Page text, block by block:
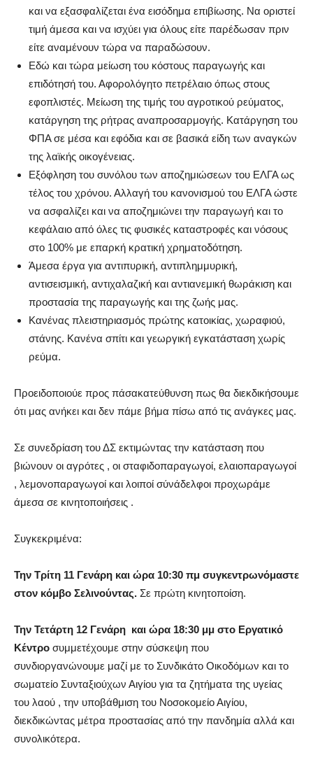
και να εξασφαλίζεται ένα εισόδημα επιβίωσης. Να οριστεί
τιμή άμεσα και να ισχύει για όλους είτε παρέδωσαν πριν
είτε αναμένουν τώρα να παραδώσουν.
Εδώ και τώρα μείωση του κόστους παραγωγής και
επιδότησή του. Αφορολόγητο πετρέλαιο όπως στους
εφοπλιστές. Μείωση της τιμής του αγροτικού ρεύματος,
κατάργηση της ρήτρας αναπροσαρμογής. Κατάργηση του
ΦΠΑ σε μέσα και εφόδια και σε βασικά είδη των αναγκών
της λαϊκής οικογένειας.
Εξόφληση του συνόλου των αποζημιώσεων του ΕΛΓΑ ως
τέλος του χρόνου. Αλλαγή του κανονισμού του ΕΛΓΑ ώστε
να ασφαλίζει και να αποζημιώνει την παραγωγή και το
κεφάλαιο από όλες τις φυσικές καταστροφές και νόσους
στο 100% με επαρκή κρατική χρηματοδότηση.
Άμεσα έργα για αντιπυρική, αντιπλημμυρική,
αντισεισμική, αντιχαλαζική και αντιανεμική θωράκιση και
προστασία της παραγωγής και της ζωής μας.
Κανένας πλειστηριασμός πρώτης κατοικίας, χωραφιού,
στάνης. Κανένα σπίτι και γεωργική εγκατάσταση χωρίς
ρεύμα.
Προειδοποιούε προς πάσακατεύθυνση πως θα διεκδικήσουμε
ότι μας ανήκει και δεν πάμε βήμα πίσω από τις ανάγκες μας.
Σε συνεδρίαση του ΔΣ εκτιμώντας την κατάσταση που
βιώνουν οι αγρότες , οι σταφιδοπαραγωγοί, ελαιοπαραγωγοί
, λεμονοπαραγωγοί και λοιποί σύνάδελφοι προχωράμε
άμεσα σε κινητοποιήσεις .
Συγκεκριμένα:
Την Τρίτη 11 Γενάρη και ώρα 10:30 πμ συγκεντρωνόμαστε
στον κόμβο Σελινούντας. Σε πρώτη κινητοποίση.
Την Τετάρτη 12 Γενάρη και ώρα 18:30 μμ στο Εργατικό
Κέντρο συμμετέχουμε στην σύσκεψη που
συνδιοργανώνουμε μαζί με το Συνδικάτο Οικοδόμων και το
σωματείο Συνταξιούχων Αιγίου για τα ζητήματα της υγείας
του λαού , την υποβάθμιση του Νοσοκομείο Αιγίου,
διεκδικώντας μέτρα προστασίας από την πανδημία αλλά και
συνολικότερα.